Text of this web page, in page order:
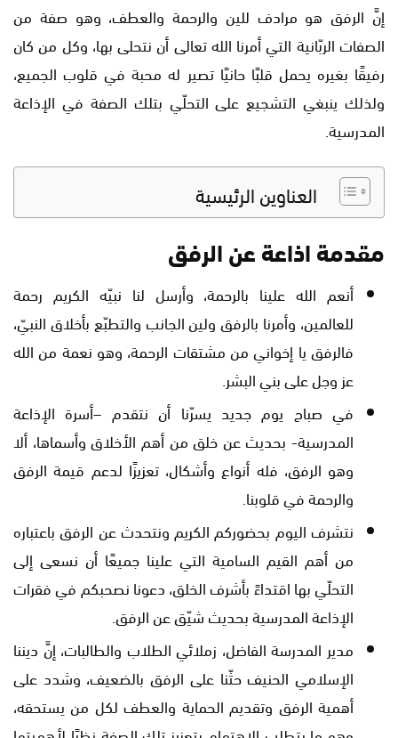
إنَّ الرفق هو مرادف للين والرحمة والعطف، وهو صفة من
الصفات الربّانية التي أمرنا الله تعالى أن نتحلى بها، وكل من كان
رفيقًا بغيره يحمل قلبًا حانيًا تصير له محبة في قلوب الجميع،
ولذلك ينبغي التشجيع على التحلّي بتلك الصفة في الإذاعة
المدرسية.
العناوين الرئيسية
مقدمة اذاعة عن الرفق
أنعم الله علينا بالرحمة، وأرسل لنا نبيّه الكريم رحمة
للعالمين، وأمرنا بالرفق ولين الجانب والتطبّع بأخلاق النبيّ،
فالرفق يا إخواني من مشتقات الرحمة، وهو نعمة من الله
عز وجل على بني البشر.
في صباح يوم جديد يسرّنا أن نتقدم –أسرة الإذاعة
المدرسية- بحديث عن خلق من أهم الأخلاق وأسماها، ألا
وهو الرفق، فله أنواع وأشكال، تعزيزًا لدعم قيمة الرفق
والرحمة في قلوبنا.
نتشرف اليوم بحضوركم الكريم ونتحدث عن الرفق باعتباره
من أهم القيم السامية التي علينا جميعًا أن نسعى إلى
التحلّي بها اقتداءً بأشرف الخلق، دعونا نصحبكم في فقرات
الإذاعة المدرسية بحديث شيّق عن الرفق.
مدير المدرسة الفاضل، زملائي الطلاب والطالبات، إنَّ ديننا
الإسلامي الحنيف حثّنا على الرفق بالضعيف، وشدد على
أهمية الرفق وتقديم الحماية والعطف لكل من يستحقه،